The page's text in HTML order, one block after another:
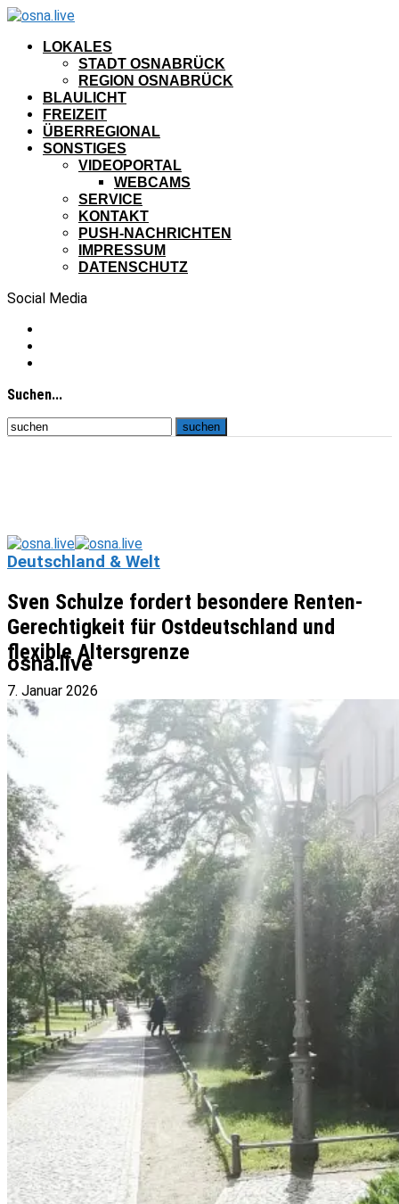
LOKALES
STADT OSNABRÜCK
REGION OSNABRÜCK
BLAULICHT
FREIZEIT
ÜBERREGIONAL
SONSTIGES
VIDEOPORTAL
WEBCAMS
SERVICE
KONTAKT
PUSH-NACHRICHTEN
IMPRESSUM
DATENSCHUTZ
Social Media
Suchen...
osna.live
Deutschland & Welt
Sven Schulze fordert besondere Renten-
Gerechtigkeit für Ostdeutschland und
flexible Altersgrenze
7. Januar 2026